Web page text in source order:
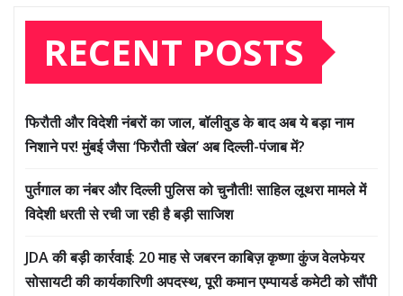
RECENT POSTS
फिरौती और विदेशी नंबरों का जाल, बॉलीवुड के बाद अब ये बड़ा नाम
निशाने पर! मुंबई जैसा ‘फिरौती खेल’ अब दिल्ली-पंजाब में?
पुर्तगाल का नंबर और दिल्ली पुलिस को चुनौती! साहिल लूथरा मामले में
विदेशी धरती से रची जा रही है बड़ी साजिश
JDA की बड़ी कार्रवाई: 20 माह से जबरन काबिज़ कृष्णा कुंज वेलफेयर
सोसायटी की कार्यकारिणी अपदस्थ, पूरी कमान एम्पायर्ड कमेटी को सौंपी